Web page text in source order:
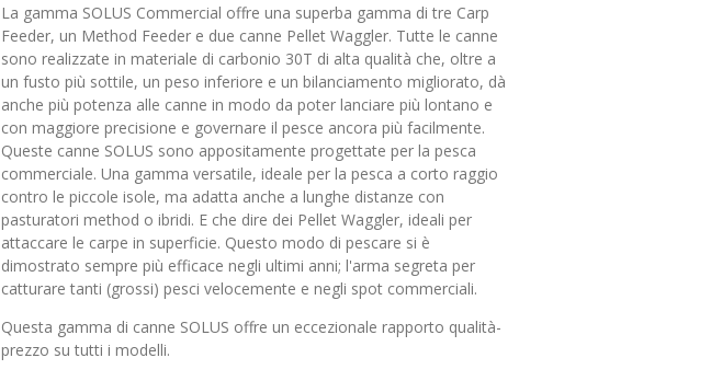
La gamma SOLUS Commercial offre una superba gamma di tre Carp
Feeder, un Method Feeder e due canne Pellet Waggler. Tutte le canne
sono realizzate in materiale di carbonio 30T di alta qualità che, oltre a
un fusto più sottile, un peso inferiore e un bilanciamento migliorato, dà
anche più potenza alle canne in modo da poter lanciare più lontano e
con maggiore precisione e governare il pesce ancora più facilmente.
Queste canne SOLUS sono appositamente progettate per la pesca
commerciale. Una gamma versatile, ideale per la pesca a corto raggio
contro le piccole isole, ma adatta anche a lunghe distanze con
pasturatori method o ibridi. E che dire dei Pellet Waggler, ideali per
attaccare le carpe in superficie. Questo modo di pescare si è
dimostrato sempre più efficace negli ultimi anni; l'arma segreta per
catturare tanti (grossi) pesci velocemente e negli spot commerciali.
Questa gamma di canne SOLUS offre un eccezionale rapporto qualità-
prezzo su tutti i modelli.